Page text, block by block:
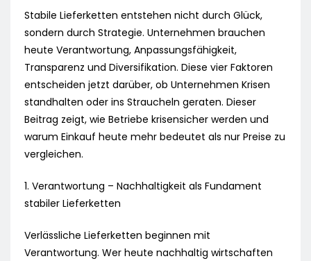
Stabile Lieferketten entstehen nicht durch Glück,
sondern durch Strategie. Unternehmen brauchen
heute Verantwortung, Anpassungsfähigkeit,
Transparenz und Diversifikation. Diese vier Faktoren
entscheiden jetzt darüber, ob Unternehmen Krisen
standhalten oder ins Straucheln geraten. Dieser
Beitrag zeigt, wie Betriebe krisensicher werden und
warum Einkauf heute mehr bedeutet als nur Preise zu
vergleichen.
1. Verantwortung – Nachhaltigkeit als Fundament
stabiler Lieferketten
Verlässliche Lieferketten beginnen mit
Verantwortung. Wer heute nachhaltig wirtschaften